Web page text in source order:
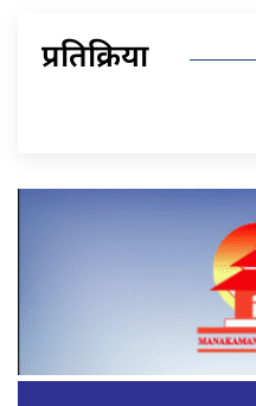
प्रतिक्रिया